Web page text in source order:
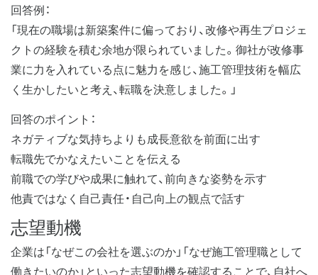
回答例：
「現在の職場は新築案件に偏っており、改修や再生プロジェ
クトの経験を積む余地が限られていました。御社が改修事
業に力を入れている点に魅力を感じ、施工管理技術を幅広
く生かしたいと考え、転職を決意しました。」
回答のポイント：
ネガティブな気持ちよりも成長意欲を前面に出す
転職先でかなえたいことを伝える
前職での学びや成果に触れて、前向きな姿勢を示す
他責ではなく自己責任・自己向上の観点で話す
志望動機
企業は「なぜこの会社を選ぶのか」「なぜ施工管理職として
働きたいのか」といった志望動機を確認することで、自社へ